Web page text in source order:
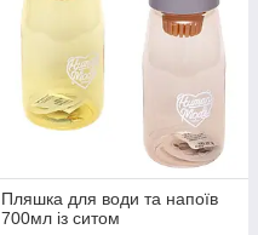
Пляшка для води та напоїв
700мл із ситом